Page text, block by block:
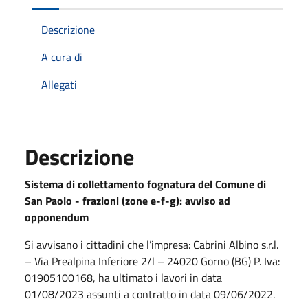
Descrizione
A cura di
Allegati
Descrizione
Sistema di collettamento fognatura del Comune di
San Paolo - frazioni (zone e-f-g): avviso ad
opponendum
Si avvisano i cittadini che l’impresa: Cabrini Albino s.r.l.
– Via Prealpina Inferiore 2/l – 24020 Gorno (BG) P. Iva:
01905100168, ha ultimato i lavori in data
01/08/2023 assunti a contratto in data 09/06/2022.